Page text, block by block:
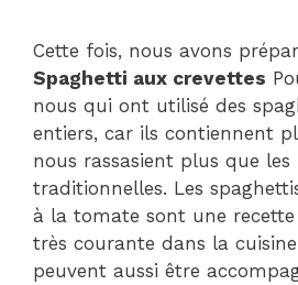
Cette fois, nous avons
Spaghetti aux crevettes
nous qui ont utilisé des
entiers, car ils contiennent
nous rassasient plus que les
traditionnelles. Les
à la tomate sont une
très courante dans la
peuvent aussi être